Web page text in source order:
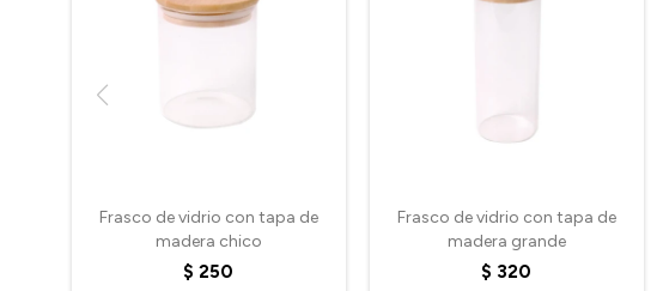
Frasco de vidrio con tapa de
madera chico
$ 250
Frasco de vidrio con tapa de
madera grande
$ 320